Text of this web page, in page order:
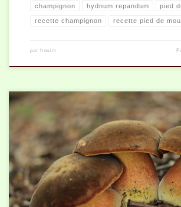
champignon hydnum repandum pied
recette champignon recette pied de
par fresim
Cette recette est conçue pour des boletus
des cèpes comestibles peut faire l’affaire. Pour 6
feuilletée maison ou […]